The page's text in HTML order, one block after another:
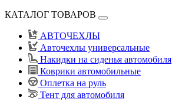
КАТАЛОГ ТОВАРОВ
АВТОЧЕХЛЫ
Авточехлы универсальные
Накидки на сиденья автомобиля
Коврики автомобильные
Оплетка на руль
Тент для автомобиля